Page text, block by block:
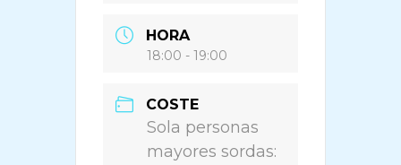
HORA
18:00 - 19:00
COSTE
Sola personas
mayores sordas: